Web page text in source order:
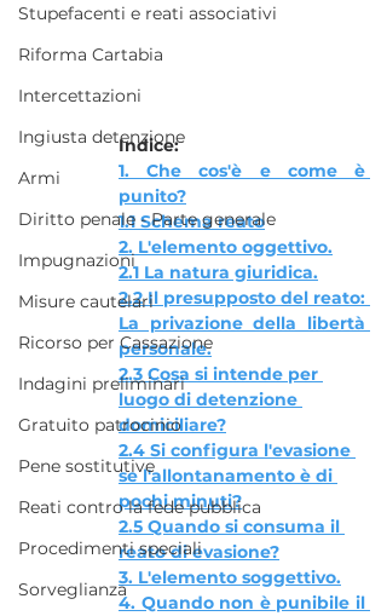
Stupefacenti e reati associativi
Riforma Cartabia
Intercettazioni
Ingiusta detenzione
Armi
Diritto penale - Parte generale
Impugnazioni
Misure cautelari
Ricorso per Cassazione
Indagini preliminari
Gratuito patrocinio
Pene sostitutive
Reati contro la fede pubblica
Procedimenti speciali
Sorveglianza
Indice:
1. Che cos'è e come è
punito?
1.1 Schema reato
2. L'elemento oggettivo.
2.1 La natura giuridica.
2.2 Il presupposto del reato:
La privazione della libertà
personale.
2.3 Cosa si intende per
luogo di detenzione
domiciliare?
2.4 Si configura l'evasione
se l'allontanamento è di
pochi minuti?
2.5 Quando si consuma il
reato di evasione?
3. L'elemento soggettivo.
4. Quando non è punibile il